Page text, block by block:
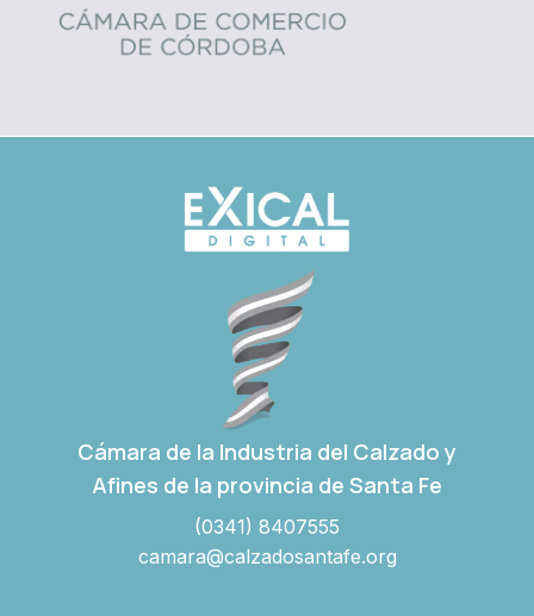
Cámara de la Industria del Calzado y
Afines de la provincia de Santa Fe
(0341) 8407555
camara@calzadosantafe.org